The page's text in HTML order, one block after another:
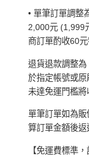
• 單筆訂單調整
2,000元 (1,999
商訂單酌收60元
退貨退款調整
於指定帳號或
未達免運門檻將
單筆訂單如為
算訂單金額後返
【免運費標準